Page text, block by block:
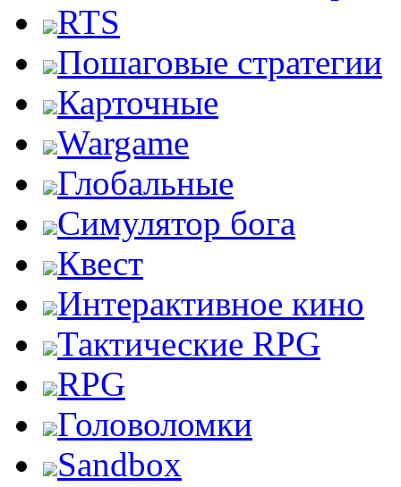
RTS
Пошаговые стратегии
Карточные
Wargame
Глобальные
Симулятор бога
Квест
Интерактивное кино
Тактические RPG
RPG
Головоломки
Sandbox